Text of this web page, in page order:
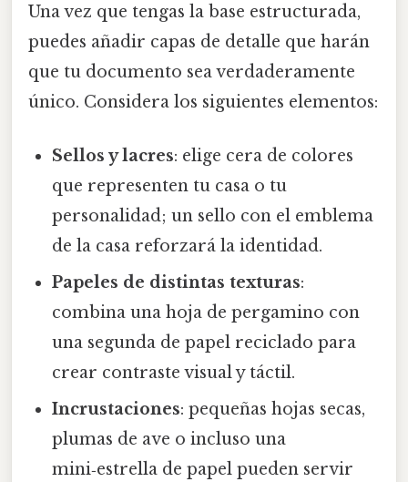
Una vez que tengas la base estructurada,
puedes añadir capas de detalle que harán
que tu documento sea verdaderamente
único. Considera los siguientes elementos:
Sellos y lacres: elige cera de colores
que representen tu casa o tu
personalidad; un sello con el emblema
de la casa reforzará la identidad.
Papeles de distintas texturas:
combina una hoja de pergamino con
una segunda de papel reciclado para
crear contraste visual y táctil.
Incrustaciones: pequeñas hojas secas,
plumas de ave o incluso una
mini‑estrella de papel pueden servir